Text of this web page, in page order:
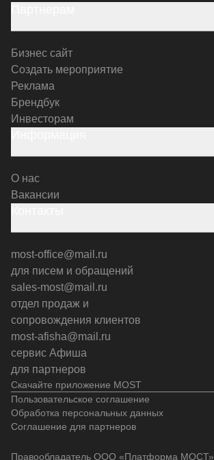
Скачайте приложение MOST
Бизнес сайт
Создать мероприятие
Реклама
Брендбук
Инвесторам
О нас
Вакансии
most-office@mail.ru
для писем и обращений
sales-most@mail.ru
отдел продаж и
сопровождения клиентов
most-afisha@mail.ru
сервис Афиша
для партнеров
Пользовательское соглашение
Обработка персональных данных
Соглашение для партнеров
Правообладатель ООО «Платформа МОСТ»